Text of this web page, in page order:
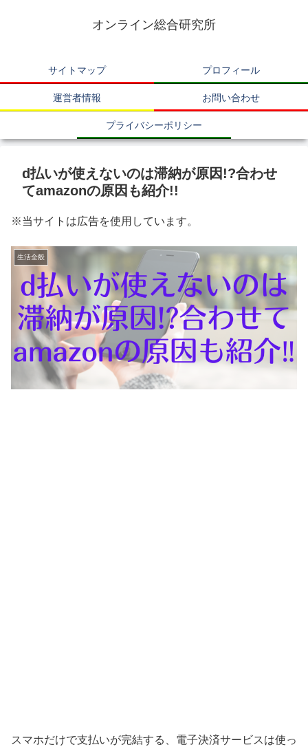
オンライン総合研究所
サイトマップ プロフィール
運営者情報 お問い合わせ
プライバシーポリシー
d払いが使えないのは滞納が原因!?合わせ
てamazonの原因も紹介!!
※当サイトは広告を使用しています。
生活全般
スマホだけで支払いが完結する、電子決済サービスは使っ